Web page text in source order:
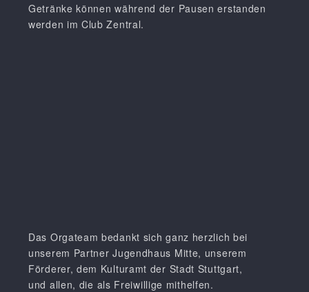
Getränke können während der Pausen erstanden
werden im Club Zentral.
Das Orgateam bedankt sich ganz herzlich bei
unserem Partner Jugendhaus Mitte, unserem
Förderer, dem Kulturamt der Stadt Stuttgart,
und allen, die als Freiwillige mithelfen.